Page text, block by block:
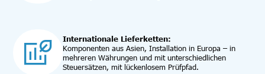
Internationale Lieferketten:
Komponenten aus Asien, Installation in Europa – in
mehreren Währungen und mit unterschiedlichen
Steuersätzen, mit lückenlosem Prüfpfad.